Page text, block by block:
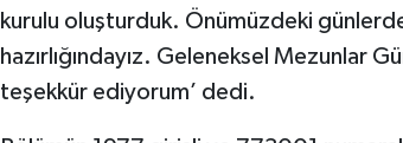
kurulu oluşturduk. Önümüzdeki
hazırlığındayız. Geleneksel Mezunlar
teşekkür ediyorum’ dedi.